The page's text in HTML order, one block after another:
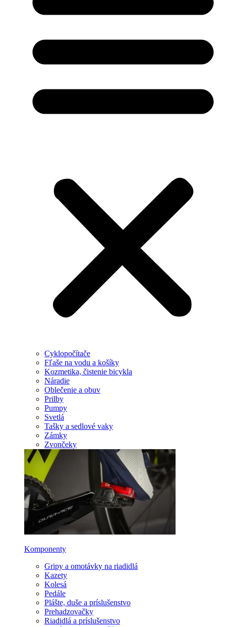
Cyklopočítače
Fľaše na vodu a košíky
Kozmetika, čistenie bicykla
Náradie
Oblečenie a obuv
Prilby
Pumpy
Svetlá
Tašky a sedlové vaky
Zámky
Zvončeky
Komponenty
Gripy a omotávky na riadidlá
Kazety
Kolesá
Pedále
Plášte, duše a príslušenstvo
Prehadzovačky
Riadidlá a príslušenstvo